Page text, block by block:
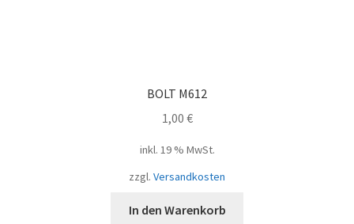
BOLT M612
1,00 €
inkl. 19 % MwSt.
zzgl. Versandkosten
In den Warenkorb